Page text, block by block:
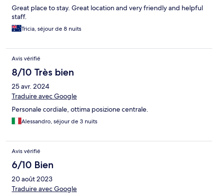
Great place to stay. Great location and very friendly and helpful
staff.
Tricia, séjour de 8 nuits
Avis vérifié
8/10 Très bien
25 avr. 2024
Traduire avec Google
Personale cordiale, ottima posizione centrale.
Alessandro, séjour de 3 nuits
Avis vérifié
6/10 Bien
20 août 2023
Traduire avec Google